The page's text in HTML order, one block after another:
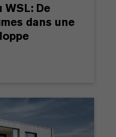
WSL: De
dans une